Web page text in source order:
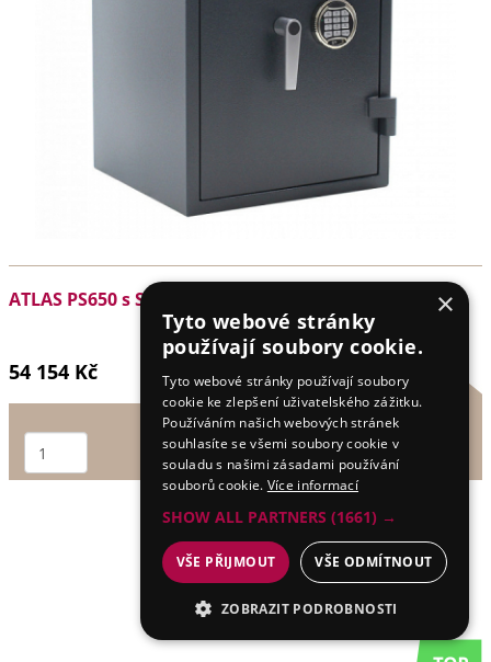
ATLAS PS650 s SOS klíčem
54 154 Kč
ks
×
Tyto webové stránky
používají soubory cookie.
Tyto webové stránky používají soubory
cookie ke zlepšení uživatelského zážitku.
Používáním našich webových stránek
souhlasíte se všemi soubory cookie v
souladu s našimi zásadami používání
souborů cookie. Více informací
SHOW ALL PARTNERS (1661) →
VŠE PŘIJMOUT VŠE ODMÍTNOUT
ZOBRAZIT PODROBNOSTI
NEZBYTNÉ